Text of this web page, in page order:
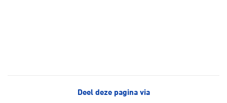
Deel deze pagina via